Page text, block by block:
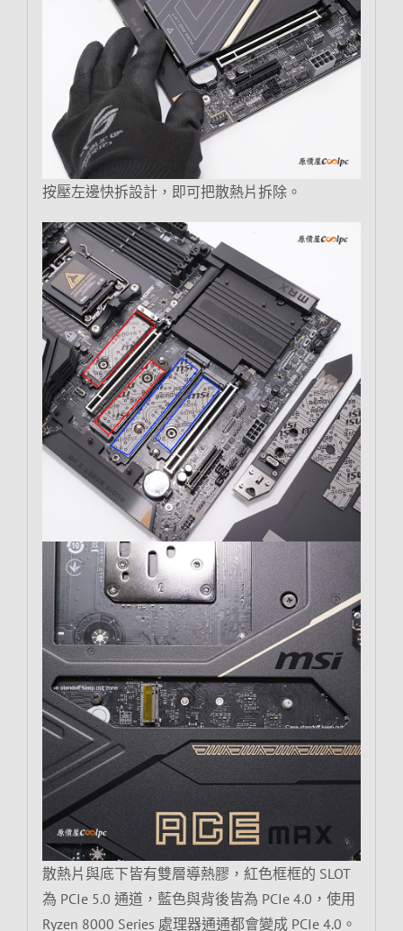
按壓左邊快拆設計，即可把散熱片拆除。
散熱片與底下皆有雙層導熱膠，紅色框框的 SLOT
為 PCIe 5.0 通道，藍色與背後皆為 PCIe 4.0，使用
Ryzen 8000 Series 處理器通通都會變成 PCIe 4.0。